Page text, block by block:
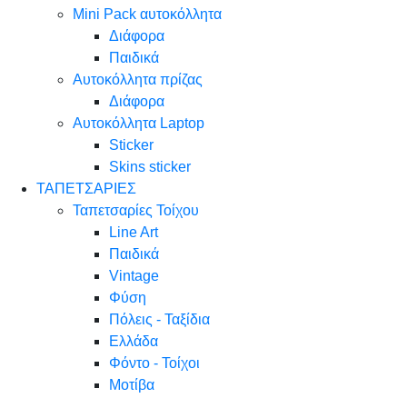
Mini Pack αυτοκόλλητα
Διάφορα
Παιδικά
Αυτοκόλλητα πρίζας
Διάφορα
Αυτοκόλλητα Laptop
Sticker
Skins sticker
ΤΑΠΕΤΣΑΡΙΕΣ
Ταπετσαρίες Τοίχου
Line Art
Παιδικά
Vintage
Φύση
Πόλεις - Ταξίδια
Ελλάδα
Φόντο - Τοίχοι
Μοτίβα